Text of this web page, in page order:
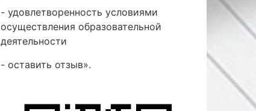
- удовлетворенность условиями
осуществления образовательной
деятельности
- оставить отзыв».